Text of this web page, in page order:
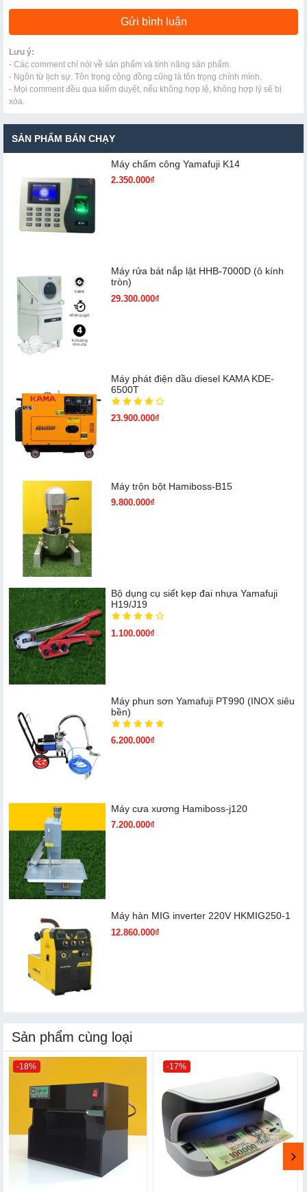
Lưu ý:
- Các comment chỉ nói về sản phẩm và tính năng sản phẩm.
- Ngôn từ lịch sự. Tôn trọng cộng đồng cũng là tôn trọng chính mình.
- Mọi comment đều qua kiểm duyệt, nếu không hợp lệ, không hợp lý sẽ bị
xóa.
SẢN PHẨM BÁN CHẠY
Máy chấm cô​ng Yamafuji K14
2.350.000₫
Máy rửa bát nắp lật HHB-7000D (ô kính
tròn)
29.300.000₫
Máy phát điện dầu diesel KAMA KDE-
6500T
23.900.000₫
Máy trộn bột Hamiboss-B15
9.800.000₫
Bộ dụng cụ siết kẹp đai nhựa Yamafuji
H19/J19
1.100.000₫
Máy phun sơn Yamafuji PT990 (INOX siêu
bền)
6.200.000₫
Máy cưa xương Hamiboss-j120
7.200.000₫
Máy hàn MIG inverter 220V HKMIG250-1
12.860.000₫
Sản phẩm cùng loại
-18% -17%